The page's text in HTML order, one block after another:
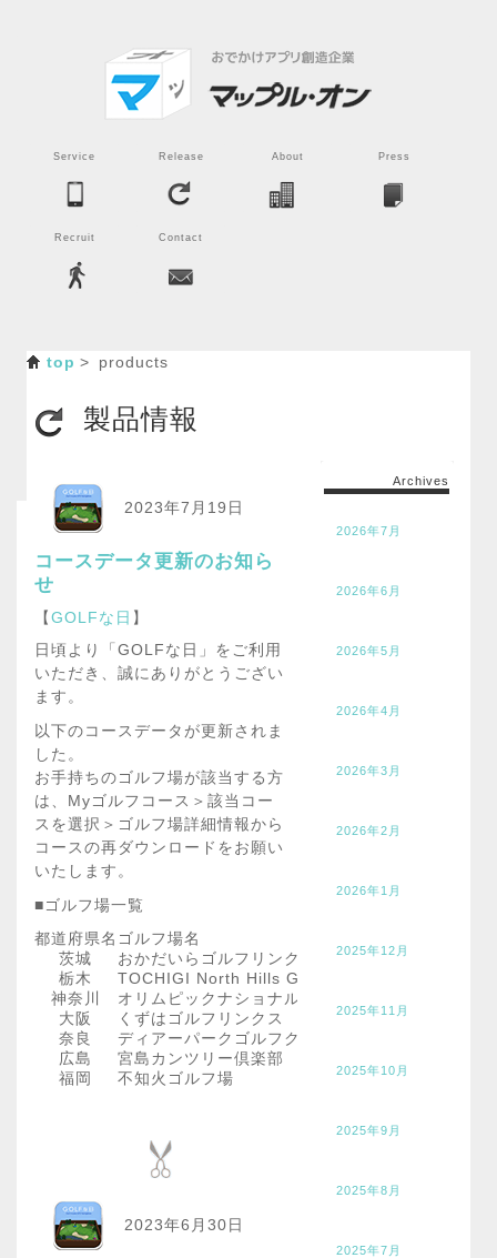
Service Release About Press
Recruit Contact
top products
製品情報
2023年7月19日
コースデータ更新のお知ら
せ
【GOLFな日 】
日頃より「GOLFな日」をご利用
いただき、誠にありがとうござい
ます。
以下のコースデータが更新されま
した。
お手持ちのゴルフ場が該当する方
は、Myゴルフコース＞該当コー
スを選択＞ゴルフ場詳細情報から
コースの再ダウンロードをお願い
いたします。
■ゴルフ場一覧
都道府県名 ゴルフ場名
茨城
おかだいらゴルフリンクス
栃木
TOCHIGI North Hills Golf Course
神奈川
オリムピックナショナルゴルフクラブ サカワコー
大阪
くずはゴルフリンクス
奈良
ディアーパークゴルフクラブ
広島
宮島カンツリー倶楽部
福岡
不知火ゴルフ場
2023年6月30日
Archives
2026年7月
2026年6月
2026年5月
2026年4月
2026年3月
2026年2月
2026年1月
2025年12月
2025年11月
2025年10月
2025年9月
2025年8月
2025年7月